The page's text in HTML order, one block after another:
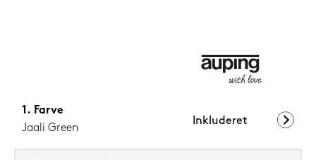
Farve
Jaali Green
Inkluderet